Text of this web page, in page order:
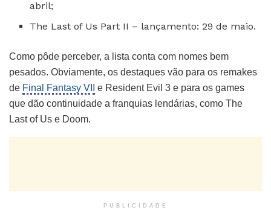
abril;
The Last of Us Part II – lançamento: 29 de maio.
Como pôde perceber, a lista conta com nomes bem
pesados. Obviamente, os destaques vão para os remakes
de Final Fantasy VII
e Resident Evil 3 e para os games
que dão continuidade a franquias lendárias, como The
Last of Us e Doom.
PUBLICIDADE